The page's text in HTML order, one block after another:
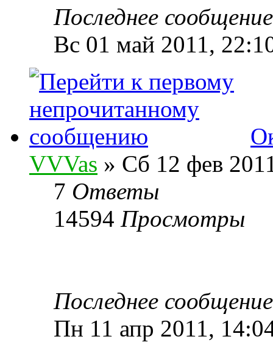
Последнее
Вс 01 май 2011,
VVVas » Сб 12 фев
7 Ответы
14594 Просмотры
Последнее
Пн 11 апр 2011,